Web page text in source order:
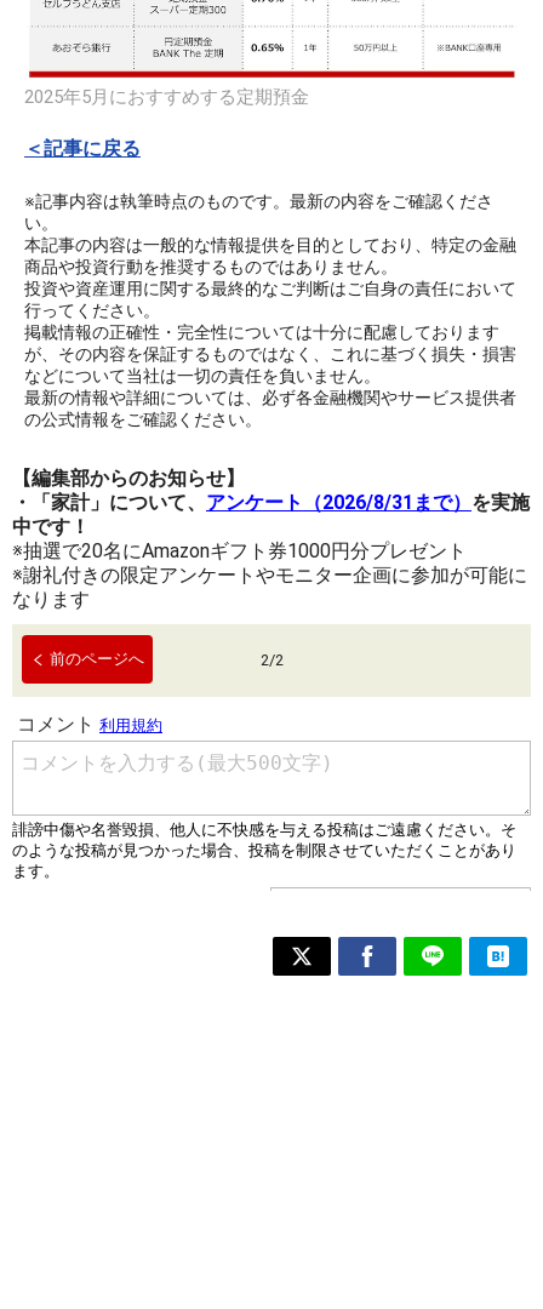
2025年5月におすすめする定期預金
＜記事に戻る
※記事内容は執筆時点のものです。最新の内容をご確認くださ
い。
本記事の内容は一般的な情報提供を目的としており、特定の金融
商品や投資行動を推奨するものではありません。
投資や資産運用に関する最終的なご判断はご自身の責任において
行ってください。
掲載情報の正確性・完全性については十分に配慮しております
が、その内容を保証するものではなく、これに基づく損失・損害
などについて当社は一切の責任を負いません。
最新の情報や詳細については、必ず各金融機関やサービス提供者
の公式情報をご確認ください。
【編集部からのお知らせ】
・「家計」について、 アンケート（2026/8/31まで） を実施
中です！
※抽選で20名にAmazonギフト券1000円分プレゼント
※謝礼付きの限定アンケートやモニター企画に参加が可能に
なります
前のページへ 2/2